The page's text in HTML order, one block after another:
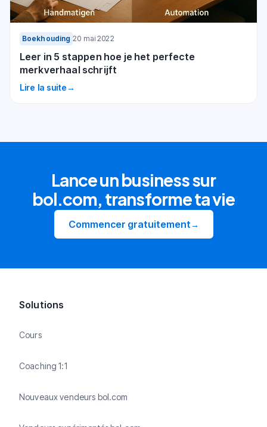
Boekhouding 20 mai 2022
Leer in 5 stappen hoe je het perfecte
merkverhaal schrijft
Lire la suite→
Lance un business sur
bol.com, transforme ta vie
Commencer gratuitement→
Solutions
Cours
Coaching 1:1
Nouveaux vendeurs bol.com